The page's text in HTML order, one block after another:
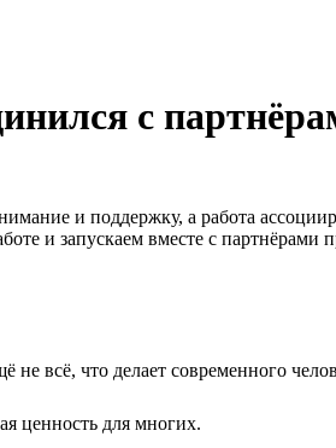
с
и поддержку, а работа
и запускаем вместе с партнёрами
всё, что делает современного
ценность для многих.